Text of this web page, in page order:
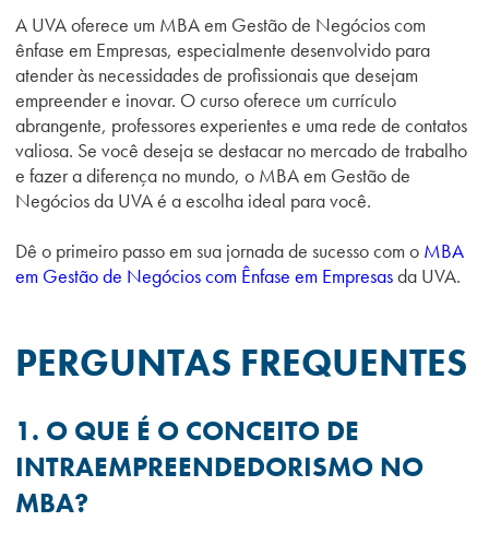
A UVA oferece um MBA em Gestão de Negócios com
ênfase em Empresas, especialmente desenvolvido para
atender às necessidades de profissionais que desejam
empreender e inovar. O curso oferece um currículo
abrangente, professores experientes e uma rede de contatos
valiosa. Se você deseja se destacar no mercado de trabalho
e fazer a diferença no mundo, o MBA em Gestão de
Negócios da UVA é a escolha ideal para você.
Dê o primeiro passo em sua jornada de sucesso com o MBA
em Gestão de Negócios com Ênfase em Empresasda UVA.
PERGUNTAS FREQUENTES
1. O QUE É O CONCEITO DE
INTRAEMPREENDEDORISMO NO
MBA?